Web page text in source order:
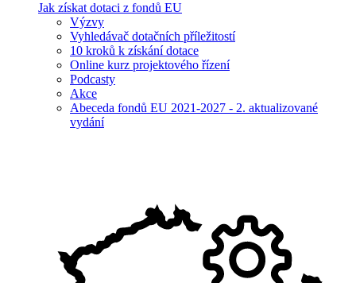
Jak získat dotaci z fondů EU
Výzvy
Vyhledávač dotačních příležitostí
10 kroků k získání dotace
Online kurz projektového řízení
Podcasty
Akce
Abeceda fondů EU 2021-2027 - 2. aktualizované
vydání